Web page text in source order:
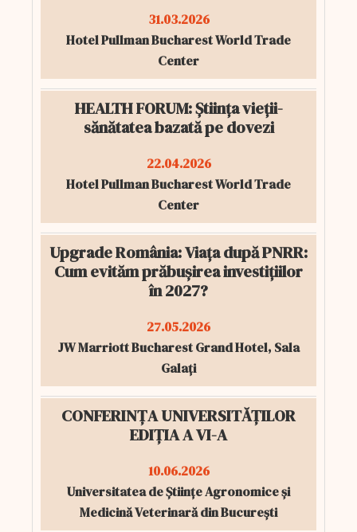
31.03.2026
Hotel Pullman Bucharest World Trade
Center
HEALTH FORUM: Știința vieții-
sănătatea bazată pe dovezi
22.04.2026
Hotel Pullman Bucharest World Trade
Center
Upgrade România: Viața după PNRR:
Cum evităm prăbușirea investițiilor
în 2027?
27.05.2026
JW Marriott Bucharest Grand Hotel, Sala
Galați
CONFERINȚA UNIVERSITĂȚILOR
EDIȚIA A VI-A
10.06.2026
Universitatea de Științe Agronomice și
Medicină Veterinară din București